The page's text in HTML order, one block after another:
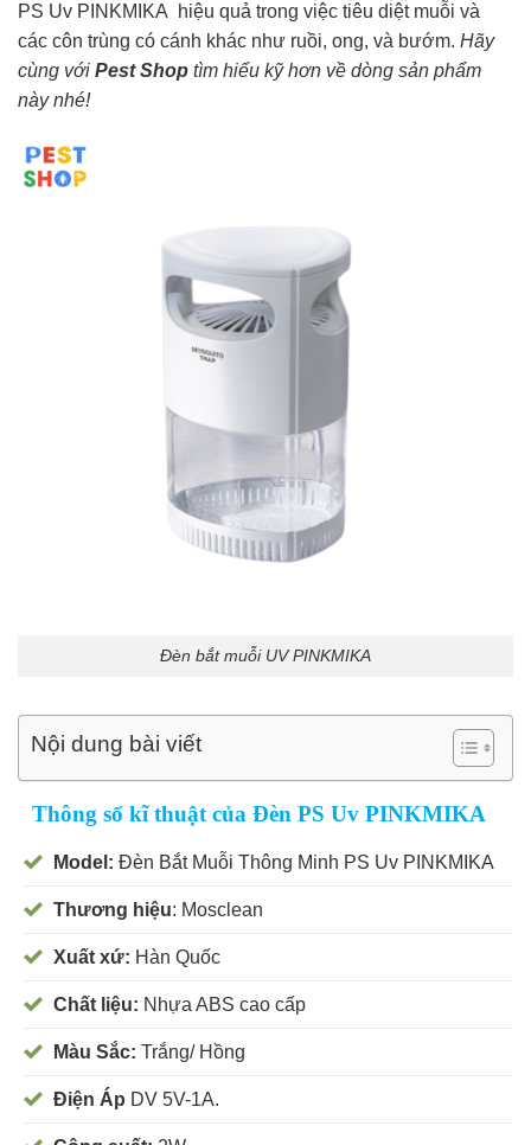
PS Uv PINKMIKA hiệu quả trong việc tiêu diệt muỗi và
các côn trùng có cánh khác như ruồi, ong, và bướm. Hãy
cùng với Pest Shop tìm hiểu kỹ hơn về dòng sản phẩm
này nhé!
Đèn bắt muỗi UV PINKMIKA
Nội dung bài viết
Thông số kĩ thuật của Đèn PS Uv PINKMIKA
Model: Đèn Bắt Muỗi Thông Minh PS Uv PINKMIKA
Thương hiệu: Mosclean
Xuất xứ: Hàn Quốc
Chất liệu: Nhựa ABS cao cấp
Màu Sắc: Trắng/ Hồng
Điện Áp DV 5V-1A.